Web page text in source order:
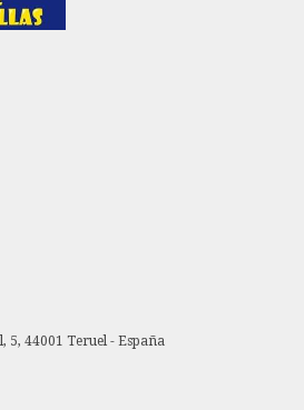
5, 44001 Teruel - España